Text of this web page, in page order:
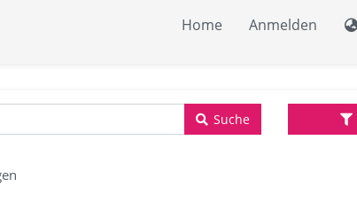
Home Anmelden
Suche